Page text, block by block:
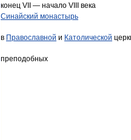
конец VII — начало VIII века
Синайский монастырь
в Православной и Католической
преподобных